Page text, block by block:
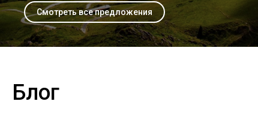
Смотреть все предложения
Блог